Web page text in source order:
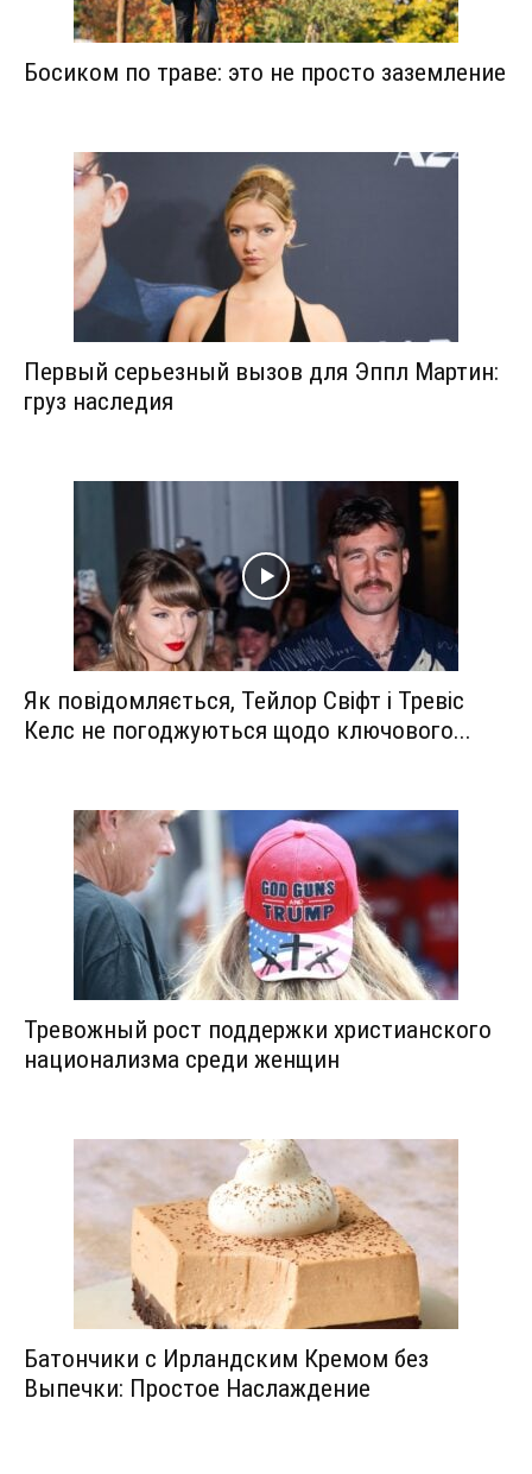
Босиком по траве: это не просто заземление
Первый серьезный вызов для Эппл Мартин:
груз наследия
Як повідомляється, Тейлор Свіфт і Тревіс
Келс не погоджуються щодо ключового...
Тревожный рост поддержки христианского
национализма среди женщин
Батончики с Ирландским Кремом без
Выпечки: Простое Наслаждение